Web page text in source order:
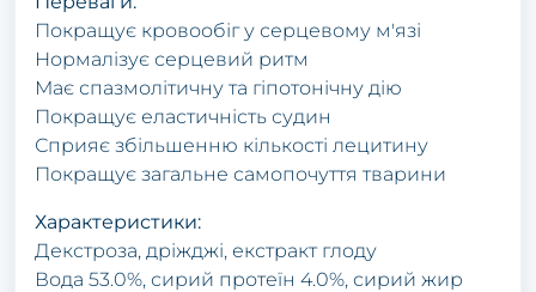
Покращує кровообіг у серцевому м'язі
Нормалізує серцевий ритм
Має спазмолітичну та гіпотонічну дію
Покращує еластичність судин
Сприяє збільшенню кількості лецитину
Покращує загальне самопочуття тварини
Характеристики:
Декстроза, дріжджі, екстракт глоду
Вода 53.0%, сирий протеїн 4.0%, сирий жир